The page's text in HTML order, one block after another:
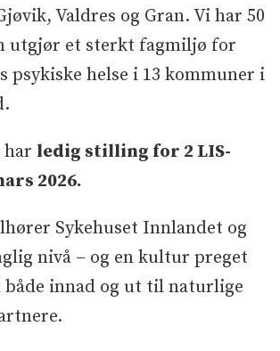
Valdres og Gran. Vi har 50
utgjør et sterkt fagmiljø for
psykiske helse i 13 kommuner i
ledig stilling for 2 LIS-
2026.
Sykehuset Innlandet og
nivå – og en kultur preget
både innad og ut til naturlige